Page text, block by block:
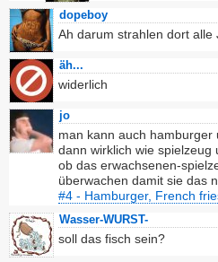
dopeboy
Ah darum strahlen dort alle
äh...
widerlich
jo
man kann auch
dann wirklich wie
ob das erwachsenen-
überwachen damit sie das
#4 - Hamburger, French
Wasser-WURST-
soll das fisch sein?